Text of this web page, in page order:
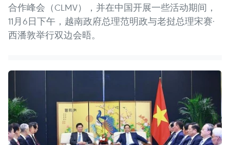
合作峰会（CLMV），并在中国开展一些活动期间，
11月6日下午，越南政府总理范明政与老挝总理宋赛·
西潘敦举行双边会晤。